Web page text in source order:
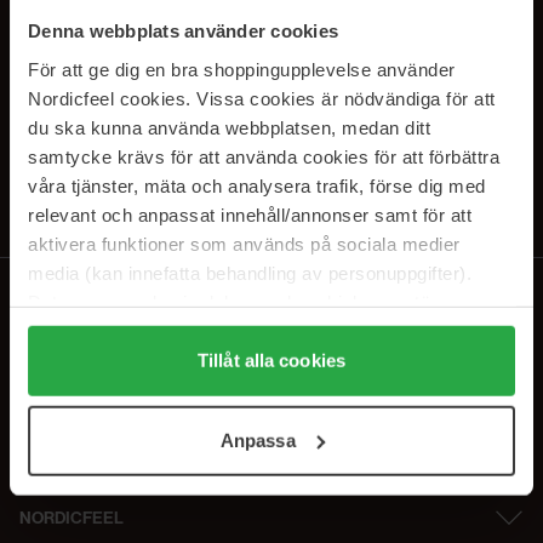
Denna webbplats använder cookies
För att ge dig en bra shoppingupplevelse använder
Nordicfeel cookies. Vissa cookies är nödvändiga för att
du ska kunna använda webbplatsen, medan ditt
samtycke krävs för att använda cookies för att förbättra
våra tjänster, mäta och analysera trafik, förse dig med
relevant och anpassat innehåll/annonser samt för att
aktivera funktioner som används på sociala medier
media (kan innefatta behandling av personuppgifter).
Genom att trycka på "Tillåt alla cookies" accepterar du
alla cookies, medan du under "Detaljer" kan anpassa
användningen av cookies. Du kan när som helst återkalla
samt vår Integritetspolicy.
Tillåt alla cookies
Anpassa
PRENUMERERA PÅ VÅRA
NYHETSBREV
E-postadress
Genom att prenumerera accepterar du vårIntegritetspolicy.
NORDICFEEL